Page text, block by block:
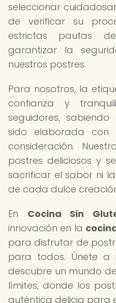
seleccionar
de verificar su
estrictas pautas
garantizar la
nuestros postres.
Para nosotros, la
confianza y
seguidores,
sido elaborada
consideración.
postres deliciosos y
sacrificar el sabor ni
de cada dulce
En Cocina Sin
innovación en la
para disfrutar de
para todos. Únete a
descubre un mundo
límites, donde los
auténtica delicia para